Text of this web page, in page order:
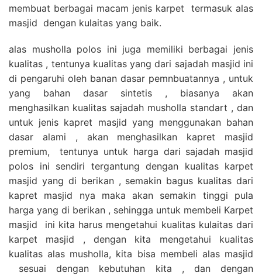
membuat berbagai macam jenis karpet termasuk alas
masjid dengan kulaitas yang baik.
alas musholla polos ini juga memiliki berbagai jenis
kualitas , tentunya kualitas yang dari sajadah masjid ini
di pengaruhi oleh banan dasar pemnbuatannya , untuk
yang bahan dasar sintetis , biasanya akan
menghasilkan kualitas sajadah musholla standart , dan
untuk jenis kapret masjid yang menggunakan bahan
dasar alami , akan menghasilkan kapret masjid
premium, tentunya untuk harga dari sajadah masjid
polos ini sendiri tergantung dengan kualitas karpet
masjid yang di berikan , semakin bagus kualitas dari
kapret masjid nya maka akan semakin tinggi pula
harga yang di berikan , sehingga untuk membeli Karpet
masjid ini kita harus mengetahui kualitas kulaitas dari
karpet masjid , dengan kita mengetahui kualitas
kualitas alas musholla, kita bisa membeli alas masjid
sesuai dengan kebutuhan kita , dan dengan